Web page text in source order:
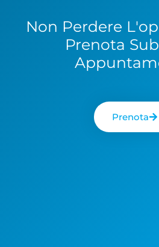
Non Perdere
Prenota
Prenota